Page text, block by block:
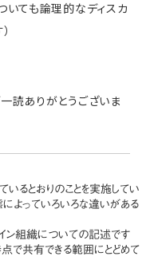
ても論理的なディスカ
読ありがとうございま
るとおりのことを実施してい
よっていろいろな違いがある
ン組織についての記述です
で共有できる範囲にとどめて